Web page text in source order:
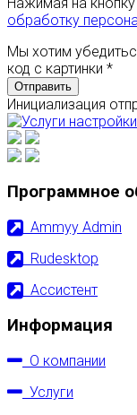
обработку
Мы хотим
код с картинки *
Отправить
Инициализация
Программное
Ammyy Admin
Rudesktop
Ассистент
Информация
О компании
Услуги